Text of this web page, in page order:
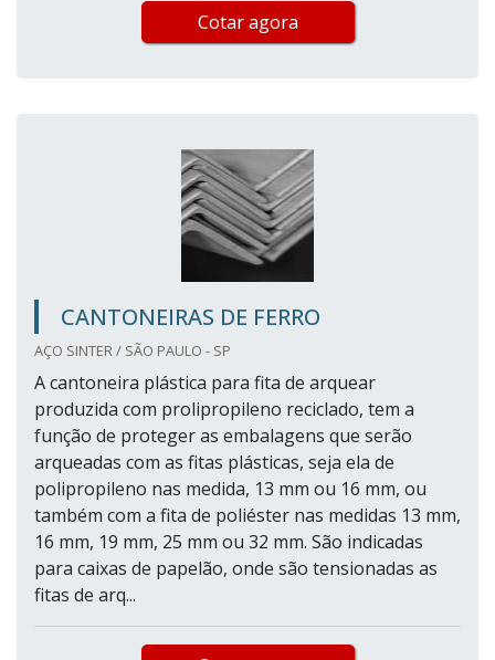
Cotar agora
CANTONEIRAS DE FERRO
AÇO SINTER / SÃO PAULO - SP
A cantoneira plástica para fita de arquear
produzida com prolipropileno reciclado, tem a
função de proteger as embalagens que serão
arqueadas com as fitas plásticas, seja ela de
polipropileno nas medida, 13 mm ou 16 mm, ou
também com a fita de poliéster nas medidas 13 mm,
16 mm, 19 mm, 25 mm ou 32 mm. São indicadas
para caixas de papelão, onde são tensionadas as
fitas de arq...